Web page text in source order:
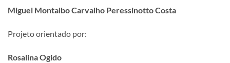
Miguel Montalbo Carvalho Peressinotto Costa
Projeto orientado por:
Rosalina Ogido